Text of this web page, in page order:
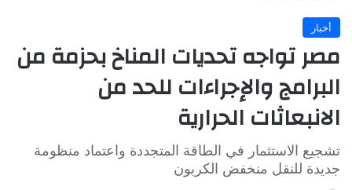
أخبار
مصر تواجه تحديات المناخ بحزمة من
البرامج والإجراءات للحد من
الانبعاثات الحرارية
تشجيع الاستثمار في الطاقة المتجددة واعتماد منظومة
جديدة للنقل منخفض الكربون